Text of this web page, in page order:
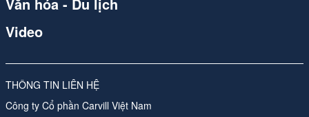
THÔNG TIN LIÊN HỆ
Công ty Cổ phần Carvill Việt Nam
Video